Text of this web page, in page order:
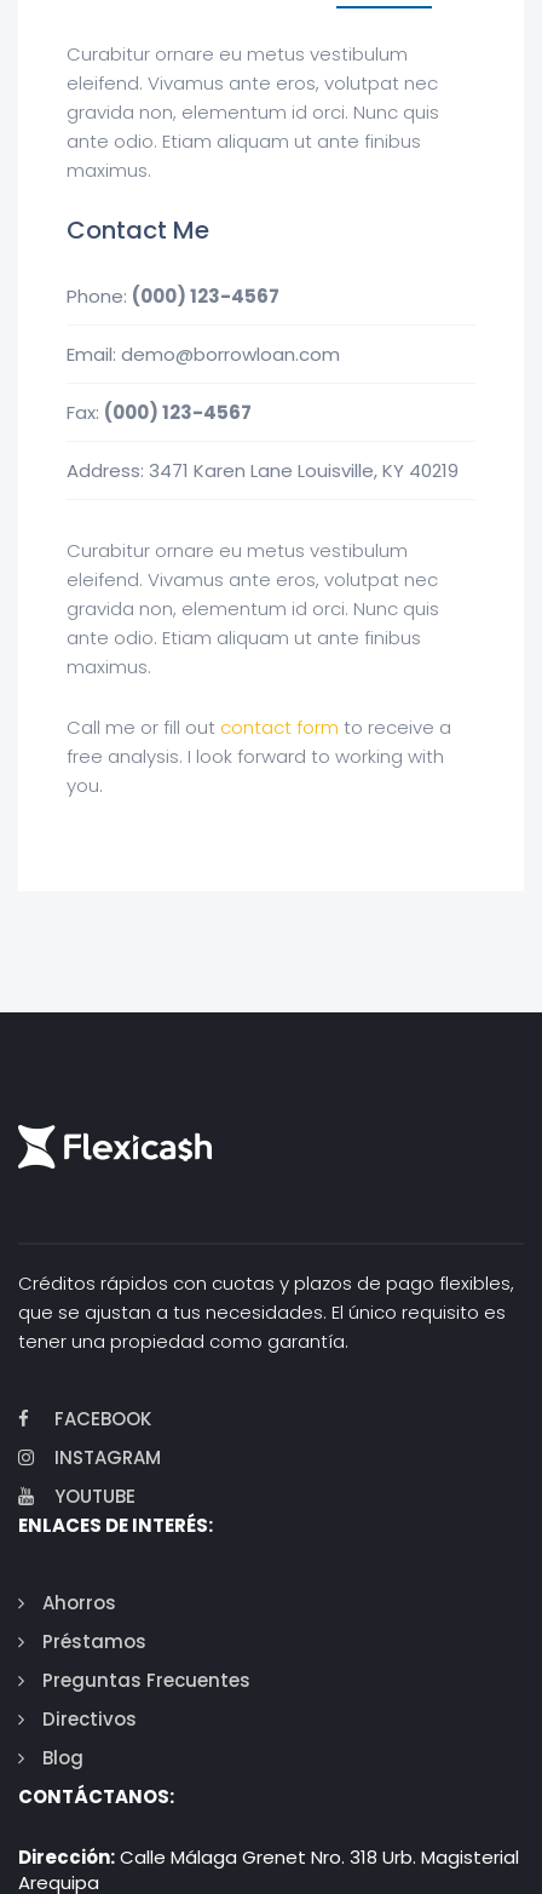
Curabitur ornare eu metus vestibulum
eleifend. Vivamus ante eros, volutpat nec
gravida non, elementum id orci. Nunc quis
ante odio. Etiam aliquam ut ante finibus
maximus.
Contact Me
Phone: (000) 123-4567
Email: demo@borrowloan.com
Fax: (000) 123-4567
Address: 3471 Karen Lane Louisville, KY 40219
Curabitur ornare eu metus vestibulum
eleifend. Vivamus ante eros, volutpat nec
gravida non, elementum id orci. Nunc quis
ante odio. Etiam aliquam ut ante finibus
maximus.
Call me or fill out contact form to receive a
free analysis. I look forward to working with
you.
Créditos rápidos con cuotas y plazos de pago flexibles,
que se ajustan a tus necesidades. El único requisito es
tener una propiedad como garantía.
FACEBOOK
INSTAGRAM
YOUTUBE
ENLACES DE INTERÉS:
Ahorros
Préstamos
Preguntas Frecuentes
Directivos
Blog
CONTÁCTANOS:
Dirección:Calle Málaga Grenet Nro. 318 Urb. Magisterial
Arequipa